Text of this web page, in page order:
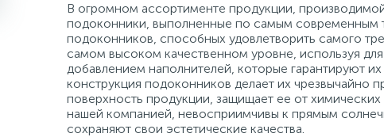
В огромном ассортименте продукции,
подоконники, выполненные по самым современным
подоконников, способных удовлетворить самого
самом высоком качественном уровне, используя
добавлением наполнителей, которые гарантируют
конструкция подоконников делает их чрезвычайно
поверхность продукции, защищает ее от
нашей компанией, невосприимчивы к прямым
сохраняют свои эстетические качества.